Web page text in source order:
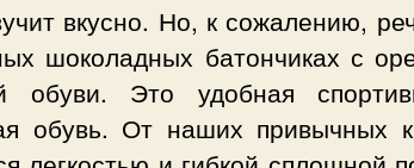
вкусно. Но, к сожалению,
шоколадных батончиках с
обуви. Это удобная
обувь. От наших привычных